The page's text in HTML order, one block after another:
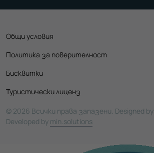
Общи условия
Политика за поверителност
Бисквитки
Туристически лиценз
© 2026 Всички права запазени. Designed by
Developed by min.solutions